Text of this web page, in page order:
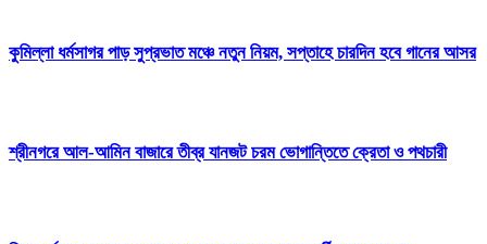
কুমিল্লা ধর্মসাগর পাড় সুপ্রভাত মঞ্চে নতুন নিয়ম, সপ্তাহে চারদিন হবে গানের আসর
শ্রীনগরে আল-আমিন বাজারে তীব্র যানজট চরম ভোগান্তিতে ক্রেতা ও পথচারী